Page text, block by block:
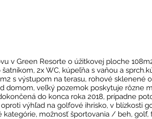
v Green Resorte o úžitkovej ploche
šatníkom, 2x WC, kúpeľňa s vaňou a
s výstupom na terasu, rohové sklenené
domom, veľký pozemok poskytuje rôzne
do konca roka 2018, prípadne
výhľad na golfové ihrisko, v blízkosti
možnosť športovania / beh, golf,